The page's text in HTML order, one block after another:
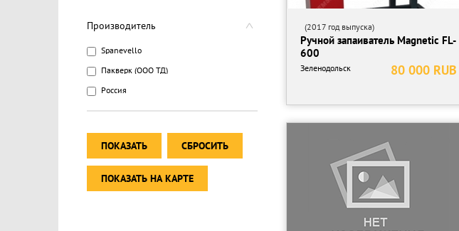
(2017 год выпуска)
Ручной запаиватель Magnetic FL-
600
80 000 RUB
Зеленодольск
Производитель
Spanevello
Пакверк (ООО ТД)
Россия
ПОКАЗАТЬ СБРОСИТЬ
ПОКАЗАТЬ НА КАРТЕ